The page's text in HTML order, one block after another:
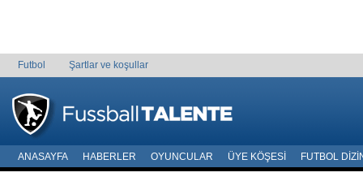
Futbol Şartlar ve koşullar
ANASAYFA HABERLER OYUNCULAR ÜYE KÖŞESI FUTBOL